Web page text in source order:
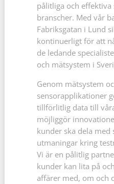
pålitliga och
branscher. Med vår
Fabriksgatan i Lund
kontinuerligt för att
de ledande
och mätsystem i
Genom mätsystem
sensorapplikationer
tillförlitlig data till
möjliggör
kunder ska dela med
utmaningar kring
Vi är en pålitlig
kunder kan lita på
affärer med, om och